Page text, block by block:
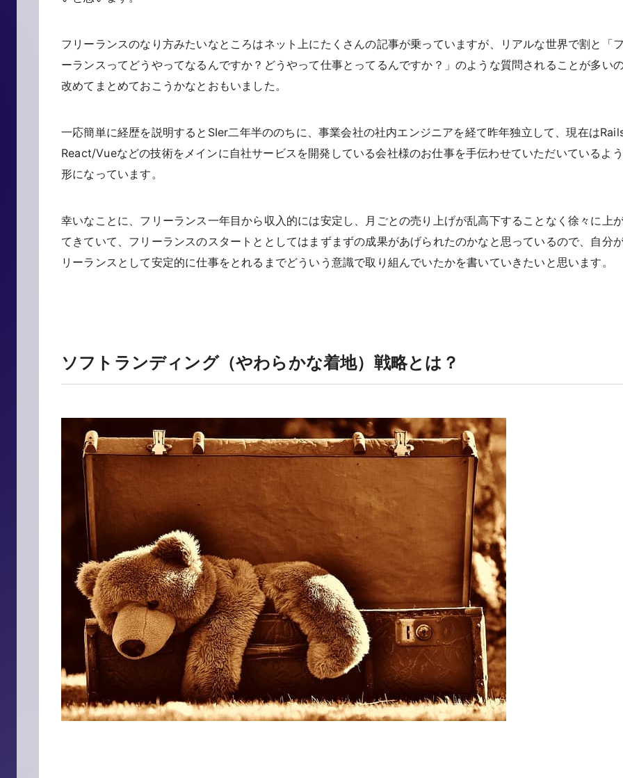
フリーランスのなり方みたいなところはネット上にたくさんの記事が乗っていますが、リアルな世界で割と「
ーランスってどうやってなるんですか？どうやって仕事とってるんですか？」のような質問されることが多い
改めてまとめておこうかなとおもいました。
一応簡単に経歴を説明するとSIer二年半ののちに、事業会社の社内エンジニアを経て昨年独立して、現在は
React/Vueなどの技術をメインに自社サービスを開発している会社様のお仕事を手伝わせていただいているよ
形になっています。
幸いなことに、フリーランス一年目から収入的には安定し、月ごとの売り上げが乱高下することなく徐々に上
てきていて、フリーランスのスタートととしてはまずまずの成果があげられたのかなと思っているので、自分
リーランスとして安定的に仕事をとれるまでどういう意識で取り組んでいたかを書いていきたいと思います。
ソフトランディング（やわらかな着地）戦略とは？